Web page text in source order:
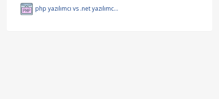
php yazılımcı vs .net yazılımc...